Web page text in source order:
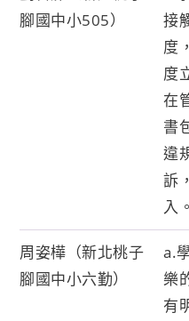
腳國中小505）
接
度
度
在
書
違
訴
入。
周姿樺（新北桃子
腳國中小六勤）
a.
樂
有